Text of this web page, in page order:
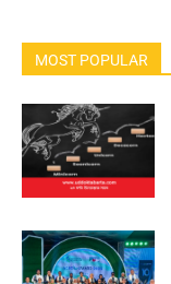
MOST POPULAR